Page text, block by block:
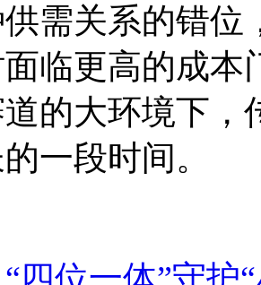
关系的错位
临更高的成
的大环境下，
一段时间。